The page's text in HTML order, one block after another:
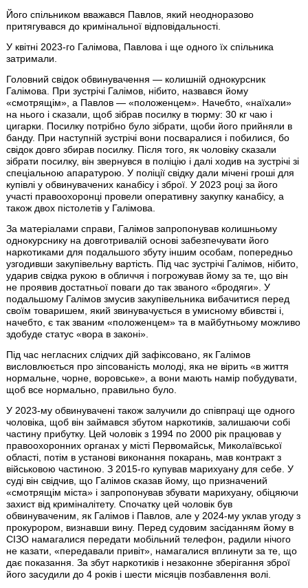
Його спільником вважався Павлов, який неодноразово
притягувався до кримінальної відповідальності.
У квітні 2023-го Галімова, Павлова і ще одного їх спільника
затримали.
Головний свідок обвинувачення — колишній однокурсник
Галімова. При зустрічі Галімов, нібито, назвався йому
«смотрящім», а Павлов — «положенцем». Начебто, «наїхали»
на нього і сказали, щоб зібрав посилку в тюрму: 30 кг чаю і
цигарки. Посилку потрібно було зібрати, щоби його прийняли в
банду. При наступній зустрічі вони посваралися і побилися, бо
свідок довго збирав посилку. Після того, як чоловіку сказали
зібрати посилку, він звернувся в поліцію і далі ходив на зустрічі зі
спеціальною апаратурою. У поліції свідку дали мічені гроші для
купівлі у обвинувачених канабісу і зброї. У 2023 році за його
участі правоохоронці провели оперативну закупку канабісу, а
також двох пістолетів у Галімова.
За матеріалами справи, Галімов запропонував колишньому
однокурснику на довготривалій основі забезпечувати його
наркотиками для подальшого збуту іншим особам, попередньо
узгодивши закупівельну вартість. Під час зустрічі Галімов, нібито,
ударив свідка рукою в обличчя і погрожував йому за те, що він
не проявив достатньої поваги до так званого «бродяги». У
подальшому Галімов змусив закупівельника вибачитися перед
своїм товаришем, який звинувачується в умисному вбивстві і,
начебто, є так званим «положенцем» та в майбутньому можливо
здобуде статус «вора в законі».
Під час негласних слідчих дій зафіксовано, як Галімов
висловлюється про зіпсованість молоді, яка не вірить «в життя
нормальне, чорне, воровське», а вони мають намір побудувати,
щоб все нормально, правильно було.
У 2023-му обвинувачені також залучили до співпраці ще одного
чоловіка, щоб він займався збутом наркотиків, залишаючи собі
частину прибутку. Цей чоловік з 1994 по 2000 рік працював у
правоохоронних органах у місті Первомайськ, Миколаївської
області, потім в установі виконання покарань, мав контракт з
військовою частиною. З 2015-го купував марихуану для себе. У
суді він свідчив, що Галімов сказав йому, що призначений
«смотрящім міста» і запропонував збувати марихуану, обіцяючи
захист від криміналітету. Спочатку цей чоловік був
обвинуваченим, як Галімов і Павлов, але у 2024-му уклав угоду з
прокурором, визнавши вину. Перед судовим засіданням йому в
СІЗО намагалися передати мобільний телефон, радили нічого
не казати, «передавали привіт», намагалися вплинути за те, що
дає показання. За збут наркотиків і незаконне зберігання зброї
його засудили до 4 років і шести місяців позбавлення волі.